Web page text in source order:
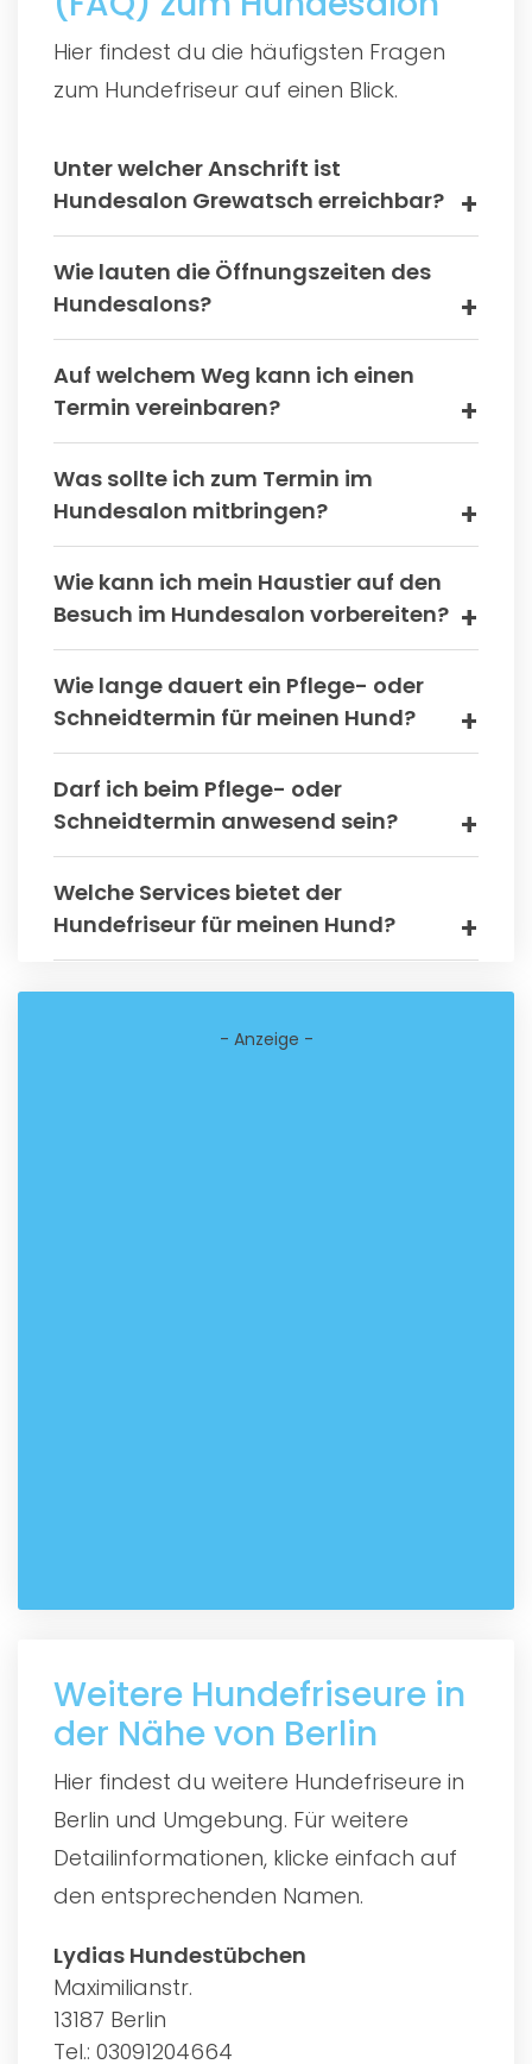
Hier findest du die häufigsten Fragen
zum Hundefriseur auf einen Blick.
Unter welcher Anschrift ist
Hundesalon Grewatsch erreichbar?
Wie lauten die Öffnungszeiten des
Hundesalons?
Auf welchem Weg kann ich einen
Termin vereinbaren?
Was sollte ich zum Termin im
Hundesalon mitbringen?
Wie kann ich mein Haustier auf den
Besuch im Hundesalon vorbereiten?
Wie lange dauert ein Pflege- oder
Schneidtermin für meinen Hund?
Darf ich beim Pflege- oder
Schneidtermin anwesend sein?
Welche Services bietet der
Hundefriseur für meinen Hund?
- Anzeige -
Weitere Hundefriseure in
der Nähe von Berlin
Hier findest du weitere Hundefriseure in
Berlin und Umgebung. Für weitere
Detailinformationen, klicke einfach auf
den entsprechenden Namen.
Lydias Hundestübchen
Maximilianstr.
13187 Berlin
Tel.: 03091204664